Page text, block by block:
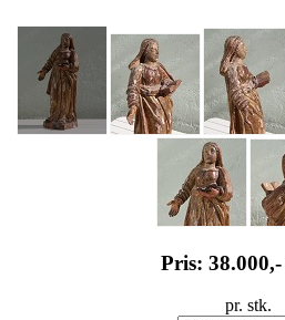
Pris: 38.000,-
pr. stk.